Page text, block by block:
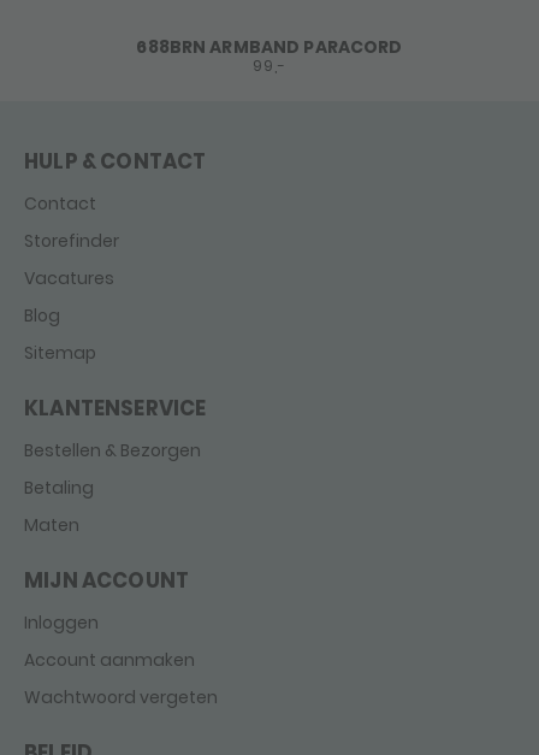
688BRN ARMBAND PARACORD
99,-
HULP & CONTACT
Contact
Storefinder
Vacatures
Blog
Sitemap
KLANTENSERVICE
Bestellen & Bezorgen
Betaling
Maten
MIJN ACCOUNT
Inloggen
Account aanmaken
Wachtwoord vergeten